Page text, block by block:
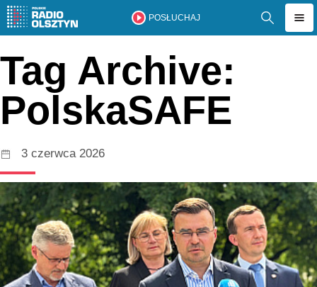
POSŁUCHAJ
Tag Archive:
PolskaSAFE
3 czerwca 2026